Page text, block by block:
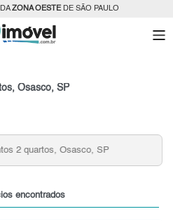
ZONA OESTEDE SÃO PAULO
Osasco, SP
2 quartos, Osasco, SP
encontrados